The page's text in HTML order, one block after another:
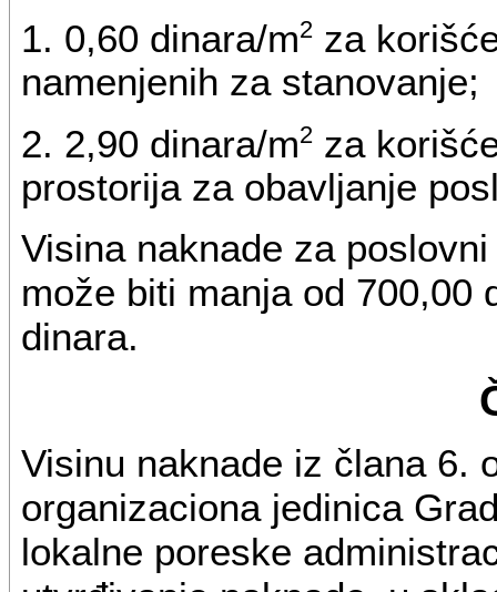
1. 0,60 dinara/m2za
namenjenih za stanovanje;
2. 2,90 dinara/m2za
prostorija za obavljanje
Visina naknade za
može biti manja od 700,00
dinara.
Visinu naknade iz člana 6.
organizaciona jedinica
lokalne poreske